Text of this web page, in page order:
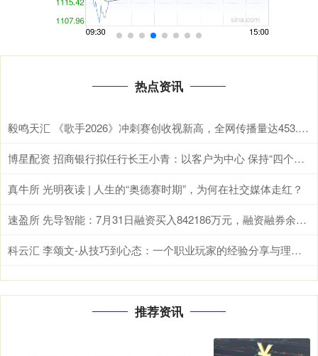
热点资讯
毅鸣天汇 《歌手2026》冲刺赛创收视新高，全网传播量达453.9亿次
博星配资 招商银行拟任行长王小青：以客户为中心 保持“四个定力”
真牛所 光明夜读 | 人生的“奥德赛时期”，为何在社交媒体走红？
速盈所 先导智能：7月31日融资买入842186万元，融资融券余额1208亿元
科云汇 李颂文-从技巧到心态：一个职业玩家的经验分享与理性建议_策略_局势_胜率
推荐资讯